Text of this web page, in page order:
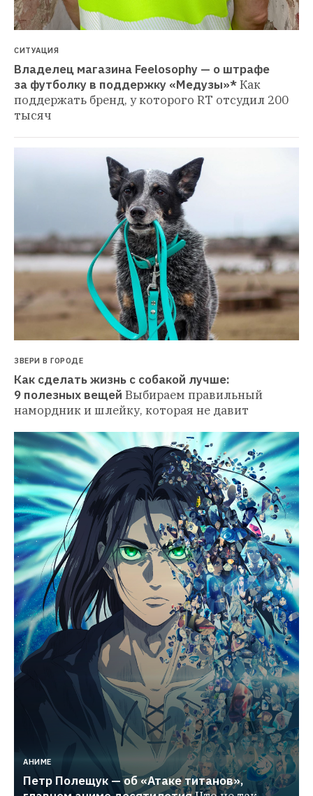
СИТУАЦИЯ
Владелец магазина Feelosophy — о штрафе
за футболку в поддержку «Медузы»*Как
поддержать бренд, у которого RT отсудил 200
тысяч
ЗВЕРИ В ГОРОДЕ
Как сделать жизнь с собакой лучше:
9 полезных вещей Выбираем правильный
намордник и шлейку, которая не давит
АНИМЕ
Петр Полещук — об «Атаке титанов»,